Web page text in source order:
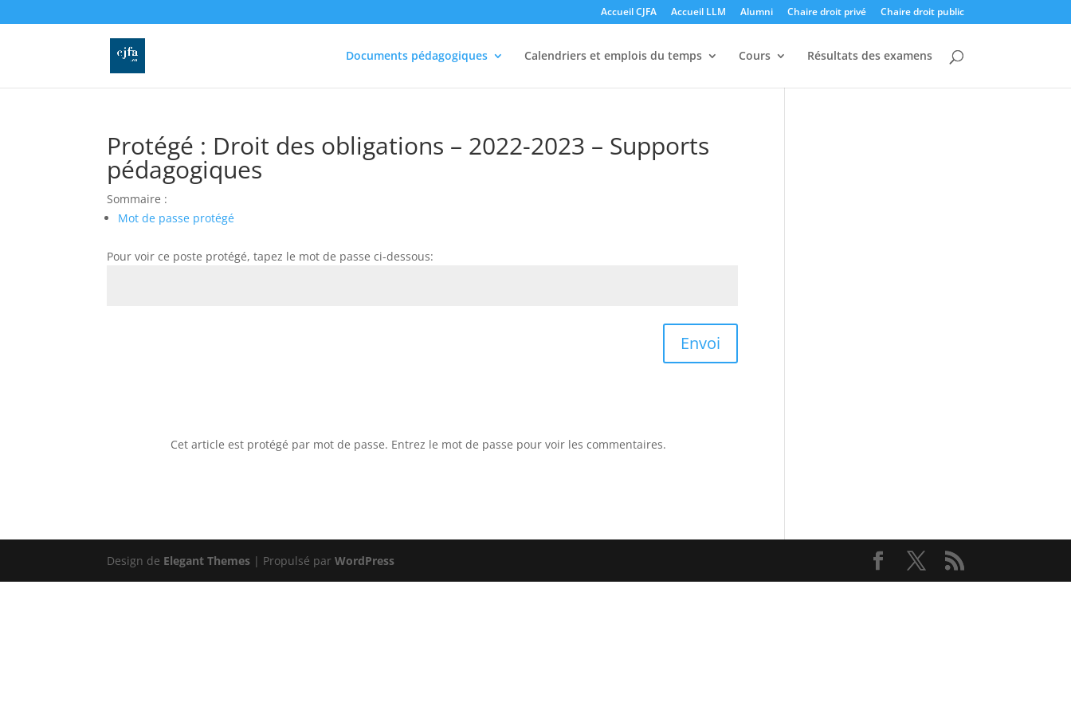
Accueil CJFA Accueil LLM Alumni Chaire droit privé Chaire droit public
Documents pédagogiques Calendriers et emplois du temps Cours Résultats des examens
Protégé : Droit des obligations – 2022-2023 – Supports
pédagogiques
Sommaire :
Mot de passe protégé
Pour voir ce poste protégé, tapez le mot de passe ci-dessous:
Envoi
Cet article est protégé par mot de passe. Entrez le mot de passe pour voir les commentaires.
Design de Elegant Themes | Propulsé parWordPress